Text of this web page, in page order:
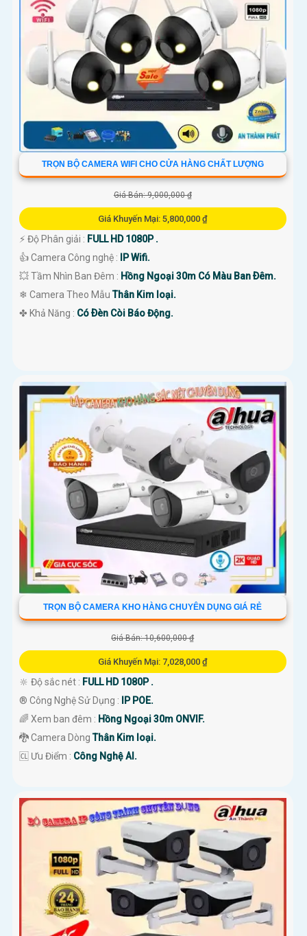
TRỌN BỘ CAMERA WIFI CHO CỬA HÀNG CHẤT LƯỢNG
Giá Bán: 9,000,000 ₫
Giá Khuyến Mại: 5,800,000 ₫
️⚡ Độ Phân giải : FULL HD 1080P .
👍 Camera Công nghệ :
IP Wifi.
💥 Tầm Nhìn Ban Đêm : Hồng Ngoại 30m Có Màu Ban Ðêm.
❄ Camera Theo MẫuThân Kim loại.
️✤ Khả Năng : Có Ðèn Còi Báo Động.
TRỌN BỘ CAMERA KHO HÀNG CHUYÊN DỤNG GIÁ RẺ
Giá Bán: 10,600,000 ₫
Giá Khuyến Mại: 7,028,000 ₫
🔆 Độ sắc nét : FULL HD 1080P .
®️ Công Nghệ Sử Dụng :
IP POE.
🌈 Xem ban đêm : Hồng Ngoại 30m ONVIF.
🐉️ Camera DòngThân Kim loại.
️🆑 Ưu Điểm : Công Nghệ AI.